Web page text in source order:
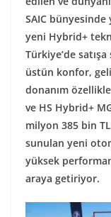
SAIC bünyesinde
yeni Hybrid+
Türkiye’de
üstün konfor,
donanım
ve HS Hybrid+
milyon 385 bin
sunulan yeni
yüksek
araya getiriyor.